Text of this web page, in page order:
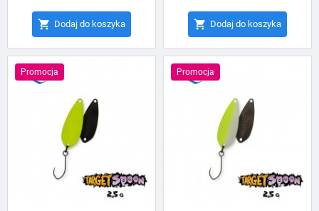
 Dodaj do koszyka  Dodaj do koszyka
Promocja Promocja